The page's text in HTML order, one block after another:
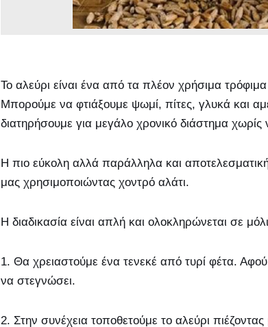
Το αλεύρι είναι ένα από τα πλέον χρήσιμα
Μπορούμε να φτιάξουμε ψωμί, πίτες, γλυκά και
διατηρήσουμε για μεγάλο χρονικό διάστημα χωρίς
Η πιο εύκολη αλλά παράλληλα και
μας χρησιμοποιώντας χοντρό αλάτι.
Η διαδικασία είναι απλή και ολοκληρώνεται σε
1. Θα χρειαστούμε ένα τενεκέ από τυρί φέτα.
να στεγνώσει.
2. Στην συνέχεια τοποθετούμε το αλεύρι